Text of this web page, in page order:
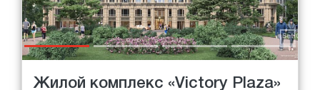
Жилой комплекс «Victory Plaza»